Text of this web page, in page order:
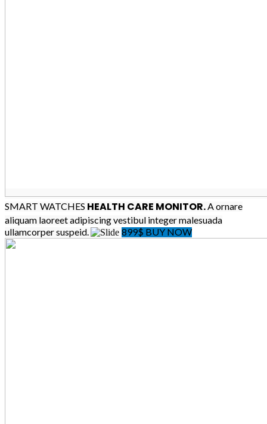
SMART WATCHES HEALTH CARE MONITOR.A ornare
aliquam laoreet adipiscing vestibul integer malesuada
ullamcorper suspeid.
899$ BUY NOW